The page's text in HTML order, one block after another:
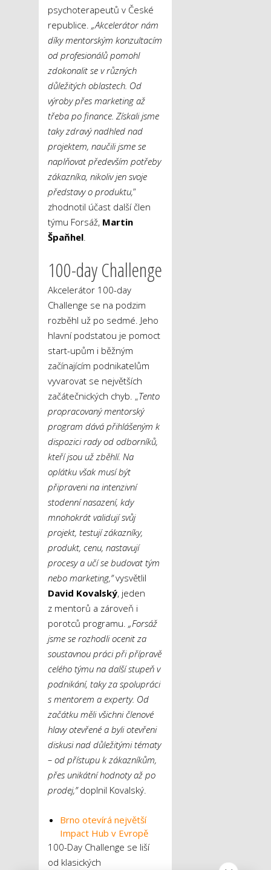
psychoterapeutů v České
republice. „Akcelerátor nám
díky mentorským konzultacím
od profesionálů pomohl
zdokonalit se v různých
důležitých oblastech. Od
výroby přes marketing až
třeba po finance. Získali jsme
taky zdravý nadhled nad
projektem, naučili jsme se
naplňovat především potřeby
zákazníka, nikoliv jen svoje
představy o produktu,”
zhodnotil účast další člen
týmu Forsáž, Martin
Špaňhel.
100-day Challenge
Akcelerátor 100-day
Challenge se na podzim
rozběhl už po sedmé. Jeho
hlavní podstatou je pomoct
start-upům i běžným
začínajícím podnikatelům
vyvarovat se největších
začátečnických chyb. „Tento
propracovaný mentorský
program dává přihlášeným k
dispozici rady od odborníků,
kteří jsou už zběhlí. Na
oplátku však musí být
připraveni na intenzivní
stodenní nasazení, kdy
mnohokrát validují svůj
projekt, testují zákazníky,
produkt, cenu, nastavují
procesy a učí se budovat tým
nebo marketing,”vysvětlil
David Kovalský, jeden
z mentorů a zároveň i
porotců programu. „Forsáž
jsme se rozhodli ocenit za
soustavnou práci při přípravě
celého týmu na další stupeň v
podnikání, taky za spolupráci
s mentorem a experty. Od
začátku měli všichni členové
hlavy otevřené a byli otevřeni
diskusi nad důležitými tématy
– od přístupu k zákazníkům,
přes unikátní hodnoty až po
prodej,”doplnil Kovalský.
Brno otevírá největší
Impact Hub v Evropě
100-Day Challenge se liší
od klasických